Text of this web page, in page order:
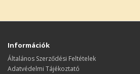
Információk
Általános Szerződési Feltételek
Adatvédelmi Tájékoztató